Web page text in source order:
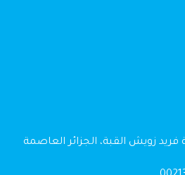
فريد زويش القبة، الجزائر العاصمة